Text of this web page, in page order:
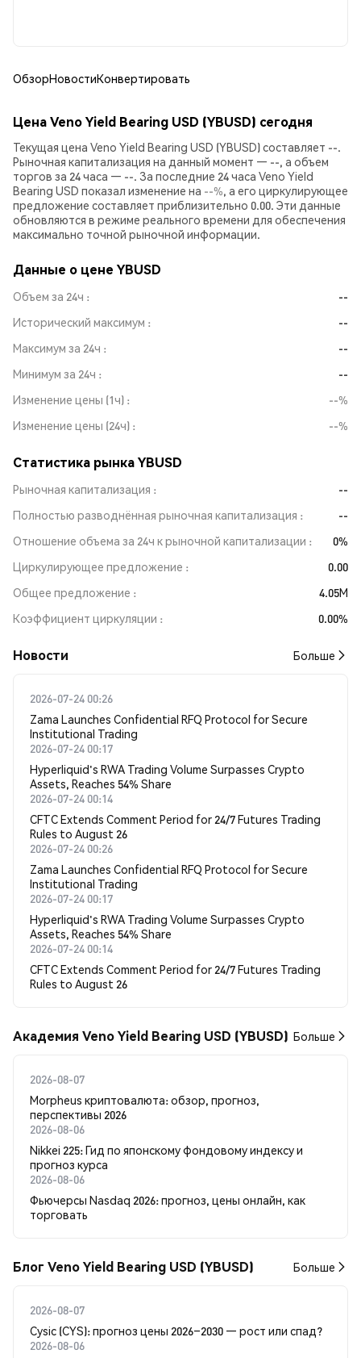
ОбзорНовостиКонвертировать
Цена Veno Yield Bearing USD (YBUSD) сегодня
Текущая цена Veno Yield Bearing USD (YBUSD) составляет --.
Рыночная капитализация на данный момент — --, а объем
торгов за 24 часа — --. За последние 24 часа Veno Yield
Bearing USD показал изменение на --%, а его циркулирующее
предложение составляет приблизительно 0.00. Эти данные
обновляются в режиме реального времени для обеспечения
максимально точной рыночной информации.
Данные о цене YBUSD
Объем за 24ч
--
Исторический максимум
--
Максимум за 24ч
--
Минимум за 24ч
--
Изменение цены (1ч)
--%
Изменение цены (24ч)
--%
Статистика рынка YBUSD
Рыночная капитализация
--
Полностью разводнённая рыночная капитализация
--
Отношение объема за 24ч к рыночной капитализации
0%
Циркулирующее предложение
0.00
Общее предложение
4.05M
Коэффициент циркуляции
0.00%
Новости Больше
2026-07-24 00:26
Zama Launches Confidential RFQ Protocol for Secure
Institutional Trading
2026-07-24 00:17
Hyperliquid's RWA Trading Volume Surpasses Crypto
Assets, Reaches 54% Share
2026-07-24 00:14
CFTC Extends Comment Period for 24/7 Futures Trading
Rules to August 26
2026-07-24 00:26
Zama Launches Confidential RFQ Protocol for Secure
Institutional Trading
2026-07-24 00:17
Hyperliquid's RWA Trading Volume Surpasses Crypto
Assets, Reaches 54% Share
2026-07-24 00:14
CFTC Extends Comment Period for 24/7 Futures Trading
Rules to August 26
Академия Veno Yield Bearing USD (YBUSD) Больше
2026-08-07
Morpheus криптовалюта: обзор, прогноз,
перспективы 2026
2026-08-06
Nikkei 225: Гид по японскому фондовому индексу и
прогноз курса
2026-08-06
Фьючерсы Nasdaq 2026: прогноз, цены онлайн, как
торговать
Блог Veno Yield Bearing USD (YBUSD) Больше
2026-08-07
Cysic (CYS): прогноз цены 2026–2030 — рост или спад?
2026-08-06